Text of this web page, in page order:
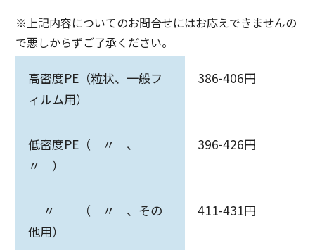
※上記内容についてのお問合せにはお応えできませんの
で悪しからずご了承ください。
高密度PE（粒状、一般フ
ィルム用）
386-406円
低密度PE（ 〃 、
〃 ）
396-426円
〃 （ 〃 、その
他用）
411-431円